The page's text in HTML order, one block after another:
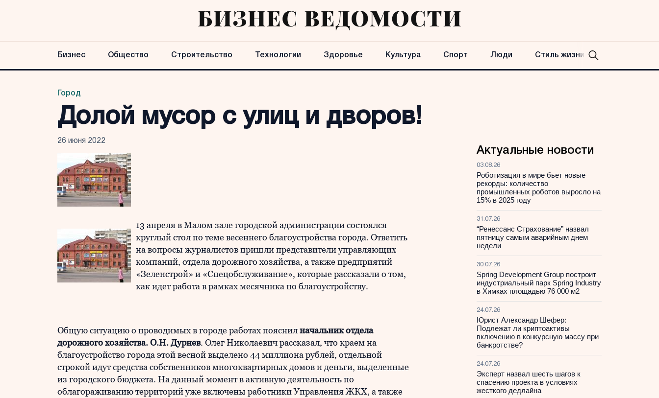
Бизнес Общество Строительство Технологии Здоровье Культура Спорт Люди Стиль жизни
Город
Долой мусор с улиц и дворов!
26 июня 2022
13 апреля в Малом зале городской администрации состоялся
круглый стол по теме весеннего благоустройства города. Ответить
на вопросы журналистов пришли представители управляющих
компаний, отдела дорожного хозяйства, а также предприятий
«Зеленстрой» и «Спецобслуживание», которые рассказали о том,
как идет работа в рамках месячника по благоустройству.
Общую ситуацию о проводимых в городе работах пояснилначальник отдела
дорожного хозяйства. О.Н. Дурнев. Олег Николаевич рассказал, что краем на
благоустройство города этой весной выделено 44 миллиона рублей, отдельной
строкой идут средства собственников многоквартирных домов и деньги, выделенные
из городского бюджета. На данный момент в активную деятельность по
облагораживанию территорий уже включены работники Управления ЖКХ, а также
Актуальные новости
03.08.26
Роботизация в мире бьет новые
рекорды: количество
промышленных роботов выросло на
15% в 2025 году
31.07.26
“Ренессанс Страхование” назвал
пятницу самым аварийным днем
недели
30.07.26
Spring Development Group построит
индустриальный парк Spring Industry
в Химках площадью 76 000 м2
24.07.26
Юрист Александр Шефер:
Подлежат ли криптоактивы
включению в конкурсную массу при
банкротстве?
24.07.26
Эксперт назвал шесть шагов к
спасению проекта в условиях
жесткого дедлайна